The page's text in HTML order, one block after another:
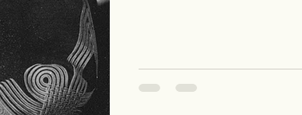
兵～ 水：「水曜日_09.近代
木：「木曜日_02.律令国家